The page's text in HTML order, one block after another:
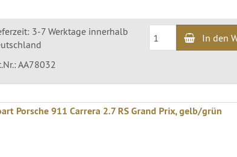
3-7 Werktage innerhalb
AA78032
In den
Porsche 911 Carrera 2.7 RS Grand Prix, gelb/grün